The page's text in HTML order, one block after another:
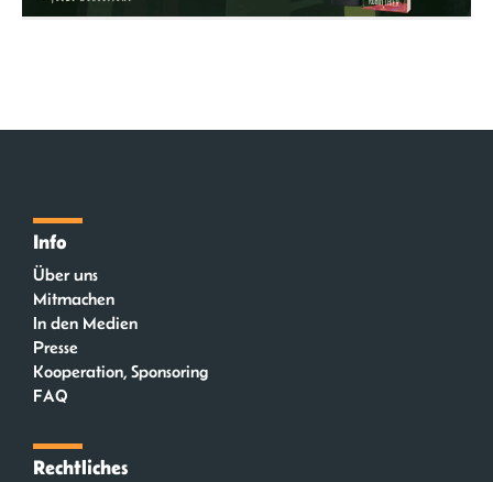
Info
Über uns
Mitmachen
In den Medien
Presse
Kooperation, Sponsoring
FAQ
Rechtliches